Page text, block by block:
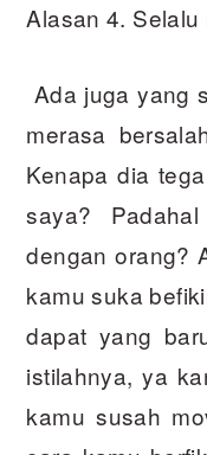
Alasan 4.
Ada juga yang
merasa
Kenapa dia
saya?
dengan orang?
kamu suka
dapat yang
istilahnya, ya
kamu susah